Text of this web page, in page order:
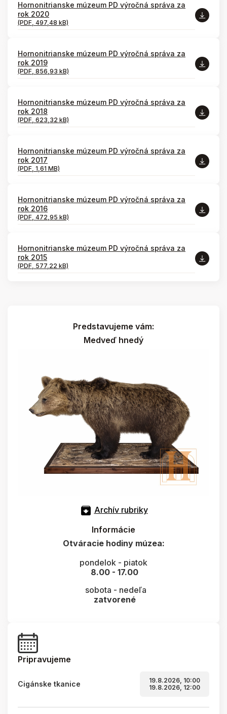
Hornonitrianske múzeum PD výročná správa za
rok 2020
(PDF, 497,48 kB)
Hornonitrianske múzeum PD výročná správa za
rok 2019
(PDF, 856,93 kB)
Hornonitrianske múzeum PD výročná správa za
rok 2018
(PDF, 623,32 kB)
Hornonitrianske múzeum PD výročná správa za
rok 2017
(PDF, 1,61 MB)
Hornonitrianske múzeum PD výročná správa za
rok 2016
(PDF, 472,95 kB)
Hornonitrianske múzeum PD výročná správa za
rok 2015
(PDF, 577,22 kB)
Predstavujeme vám:
Medveď hnedý
Archív rubriky
Informácie
Otváracie hodiny múzea:
pondelok - piatok
8.00 - 17.00
sobota - nedeľa
zatvorené
Pripravujeme
Cigánske tkanice
19.8.2026, 10:00
19.8.2026, 12:00